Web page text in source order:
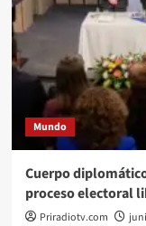
2025.
Mundo
Cuerpo
proceso electoral
Priradiotv.com